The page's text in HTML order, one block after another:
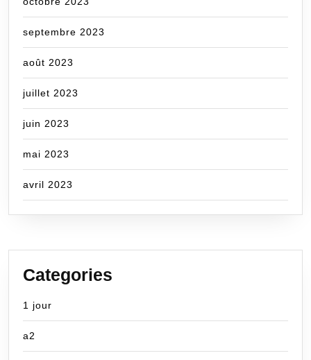
septembre 2023
août 2023
juillet 2023
juin 2023
mai 2023
avril 2023
Categories
1 jour
a2